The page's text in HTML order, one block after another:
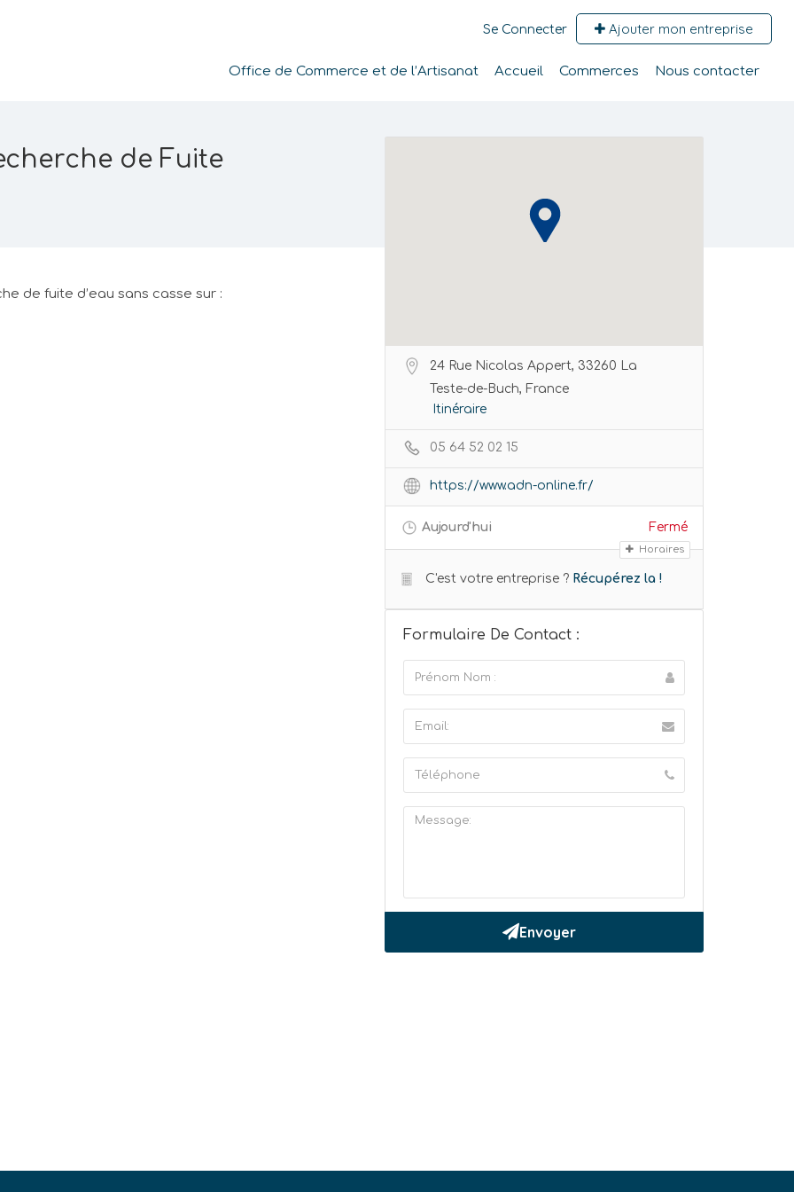
Se Connecter Ajouter mon entreprise
Office de Commerce et de l’Artisanat Accueil Commerces Nous contacter
de Fuite
de fuite d’eau sans casse sur :
24 Rue Nicolas Appert, 33260 La
Teste-de-Buch, France
Itinéraire
05 64 52 02 15
https://www.adn-online.fr/
Aujourd'hui Fermé
Horaires
C'est votre entreprise ? Récupérez la !
Formulaire De Contact :